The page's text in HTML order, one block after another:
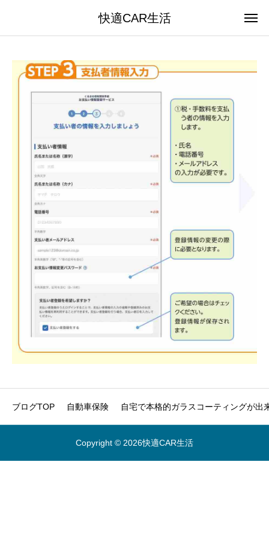
快適CAR生活
ブログTOP 自動車保険 自宅で本格的ガラスコーティングが出
Copyright © 2026快適CAR生活